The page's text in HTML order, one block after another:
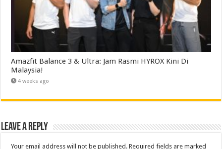
Amazfit Balance 3 & Ultra: Jam Rasmi HYROX Kini Di
Malaysia!
4 weeks ago
Leave a Reply
Your email address will not be published. Required fields are marked